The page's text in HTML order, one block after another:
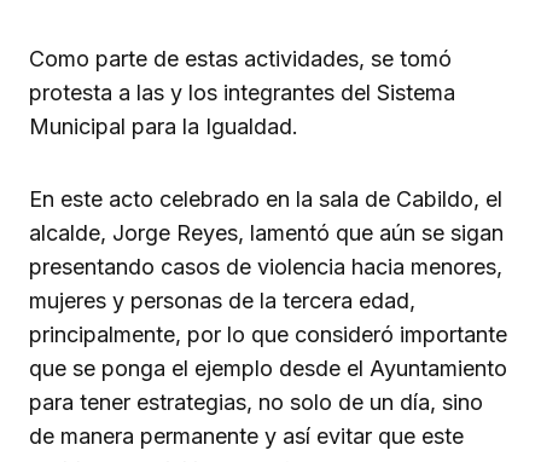
Como parte de estas actividades, se tomó
protesta a las y los integrantes del Sistema
Municipal para la Igualdad.
En este acto celebrado en la sala de Cabildo, el
alcalde, Jorge Reyes, lamentó que aún se sigan
presentando casos de violencia hacia menores,
mujeres y personas de la tercera edad,
principalmente, por lo que consideró importante
que se ponga el ejemplo desde el Ayuntamiento
para tener estrategias, no solo de un día, sino
de manera permanente y así evitar que este